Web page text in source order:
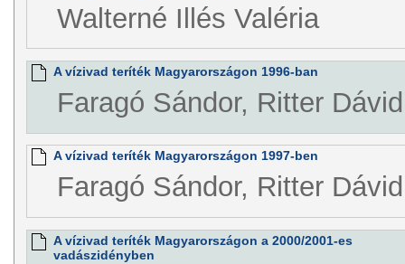
Walterné Illés Valéria
A vízivad teríték Magyarországon 1996-ban
Faragó Sándor, Ritter Dávid
A vízivad teríték Magyarországon 1997-ben
Faragó Sándor, Ritter Dávid
A vízivad teríték Magyarországon a 2000/2001-es
vadászidényben